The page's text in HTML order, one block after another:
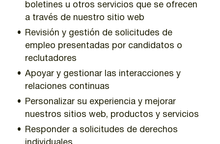
boletines u otros servicios que se ofrecen
a través de nuestro sitio web
Revisión y gestión de solicitudes de
empleo presentadas por candidatos o
reclutadores
Apoyar y gestionar las interacciones y
relaciones continuas
Personalizar su experiencia y mejorar
nuestros sitios web, productos y servicios
Responder a solicitudes de derechos